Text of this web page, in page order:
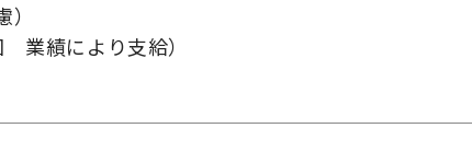
業績により支給）